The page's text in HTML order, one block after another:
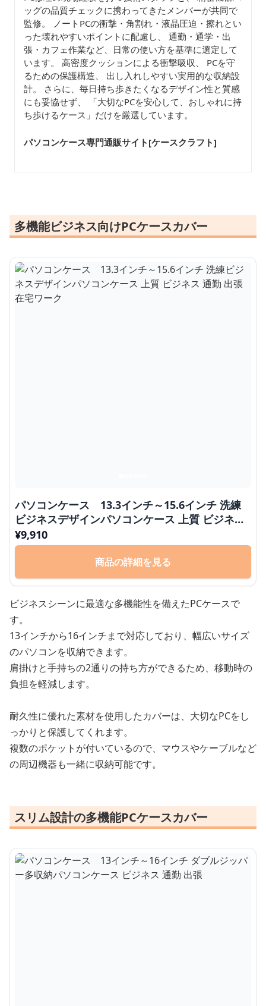
ッグの品質チェックに携わってきたメンバーが共同で
監修。 ノートPCの衝撃・角割れ・液晶圧迫・擦れとい
った壊れやすいポイントに配慮し、 通勤・通学・出
張・カフェ作業など、日常の使い方を基準に選定して
います。 高密度クッションによる衝撃吸収、 PCを守
るための保護構造、 出し入れしやすい実用的な収納設
計。 さらに、毎日持ち歩きたくなるデザイン性と質感
にも妥協せず、 「大切なPCを安心して、おしゃれに持
ち歩けるケース」だけを厳選しています。
パソコンケース専門通販サイト[ケースクラフト]
多機能ビジネス向けPCケースカバー
パソコンケース 13.3インチ～15.6インチ 洗練
ビジネスデザインパソコンケース 上質 ビジネス
通勤 出張 在宅ワーク
¥9,910
商品の詳細を見る
ビジネスシーンに最適な多機能性を備えたPCケースで
す。
13インチから16インチまで対応しており、幅広いサイズ
のパソコンを収納できます。
肩掛けと手持ちの2通りの持ち方ができるため、移動時の
負担を軽減します。
耐久性に優れた素材を使用したカバーは、大切なPCをし
っかりと保護してくれます。
複数のポケットが付いているので、マウスやケーブルなど
の周辺機器も一緒に収納可能です。
スリム設計の多機能PCケースカバー